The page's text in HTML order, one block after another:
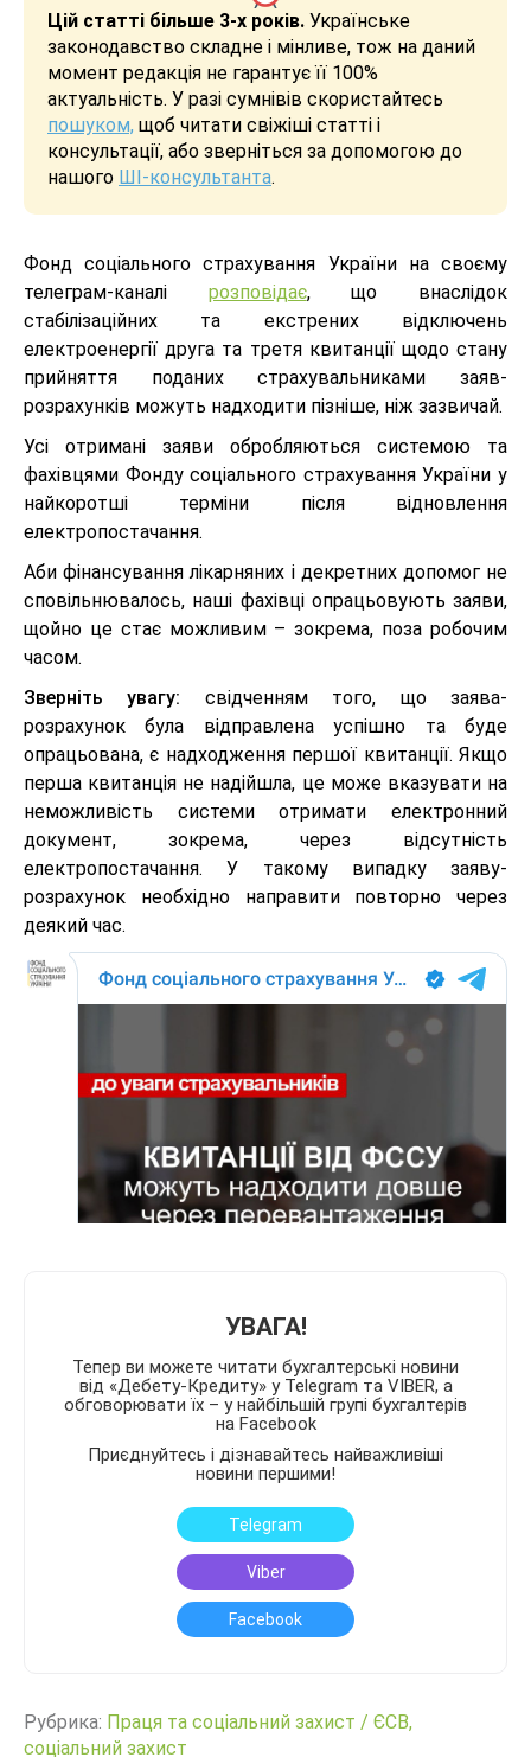
Цій статті більше 3-х років. Українське
законодавство складне і мінливе, тож на даний
момент редакція не гарантує її 100%
актуальність. У разі сумнівів скористайтесь
пошуком, щоб читати свіжіші статті і
консультації, або зверніться за допомогою до
нашого ШІ-консультанта.
Фонд соціального страхування України на своєму
телеграм-каналі розповідає, що внаслідок
стабілізаційних та екстрених відключень
електроенергії друга та третя квитанції щодо стану
прийняття поданих страхувальниками заяв-
розрахунків можуть надходити пізніше, ніж зазвичай.
Усі отримані заяви обробляються системою та
фахівцями Фонду соціального страхування України у
найкоротші терміни після відновлення
електропостачання.
Аби фінансування лікарняних і декретних допомог не
сповільнювалось, наші фахівці опрацьовують заяви,
щойно це стає можливим – зокрема, поза робочим
часом.
Зверніть увагу: свідченням того, що заява-
розрахунок була відправлена успішно та буде
опрацьована, є надходження першої квитанції. Якщо
перша квитанція не надійшла, це може вказувати на
неможливість системи отримати електронний
документ, зокрема, через відсутність
електропостачання. У такому випадку заяву-
розрахунок необхідно направити повторно через
деякий час.
УВАГА!
Тепер ви можете читати бухгалтерські новини
від «Дебету-Кредиту» у Telegram та VIBER, а
обговорювати їх – у найбільшій групі бухгалтерів
на Facebook
Приєднуйтесь і дізнавайтесь найважливіші
новини першими!
Telegram
Viber
Facebook
Рубрика: Праця та соціальний захист / ЄСВ,
соціальний захист